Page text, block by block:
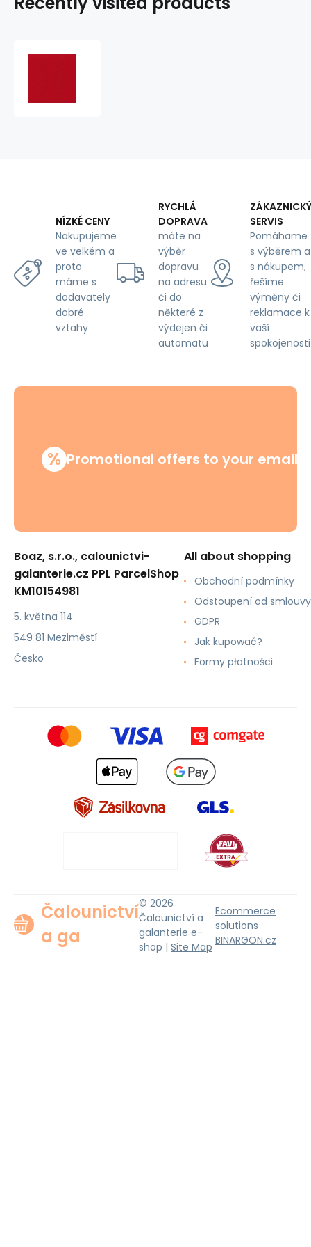
NÍZKÉ CENY
Nakupujeme
ve velkém a
proto
máme s
dodavately
dobré
vztahy
RYCHLÁ
DOPRAVA
máte na
výběr
dopravu
na adresu
či do
některé z
výdejen či
automatu
ZÁKAZNICKÝ
SERVIS
Pomáhame
s výběrem a
s nákupem,
řešíme
výměny či
reklamace k
vaší
spokojenosti
% Promotional offers to your email
Boaz, s.r.o., calounictvi-
galanterie.cz PPL ParcelShop
KM10154981
5. května 114
549 81 Meziměstí
Česko
All about shopping
Obchodní podmínky
Odstoupení od smlouvy
GDPR
Jak kupować?
Formy płatności
Čalounictví
a ga
© 2026
Čalounictví a
galanterie e-
shop | Site Map
Ecommerce
solutions
BINARGON.cz